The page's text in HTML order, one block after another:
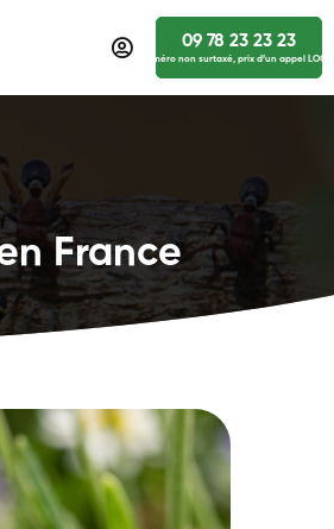
09 78 23 23 23
numéro non surtaxé, prix d’un appel
France